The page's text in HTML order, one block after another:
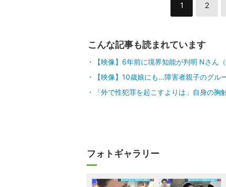
1 2
こんな記事も読まれています
【映像】6年前に境界知能が判明 Nさん
【映像】10歳娘にも…障害者親子のグル
「外で性犯罪を起こすよりは」自身の
フォトギャラリー